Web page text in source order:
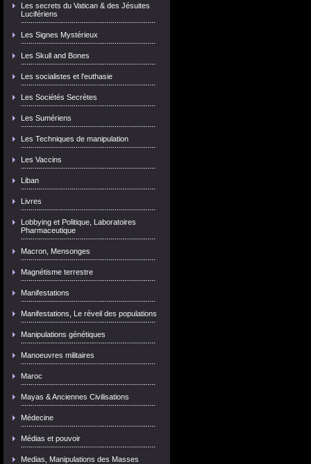
Les secrets du Vatican & des Jésuites
Lucifériens
Les Signes Mystérieux
Les Skull and Bones
Les socialistes et l'euthasie
Les Sociétés Secrètes
Les Sumériens
Les Techniques de manipulation
Les Vaccins
Liban
Livres
Lobbying et Politique, Laboratoires
Pharmaceutique
Macron, Mensonges
Magnétisme terrestre
Manifestations
Manifestations, Le réveil des populations
Manipulations génétiques
Manoeuvres militaires
Maroc
Mayas & Anciennes Civilisations
Médecine
Médias et pouvoir
Medias, Manipulations des Masses